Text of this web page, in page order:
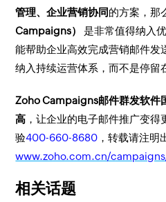
管理、企业营销协同的方案，那
Campaigns）
是非常值得纳入
能帮助企业高效完成营销邮件发
纳入持续运营体系，而不是停留
Zoho Campaigns邮件群发软件
高 ，让企业的电子邮件推广变
验400-660-8680 ，转载请注明
www.zoho.com.cn/
相关话题